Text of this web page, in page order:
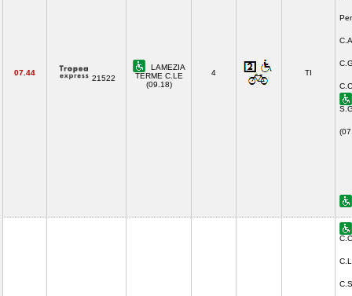
07.44
21522
LAMEZIA
TERME C.LE
(09.18)
4 TI